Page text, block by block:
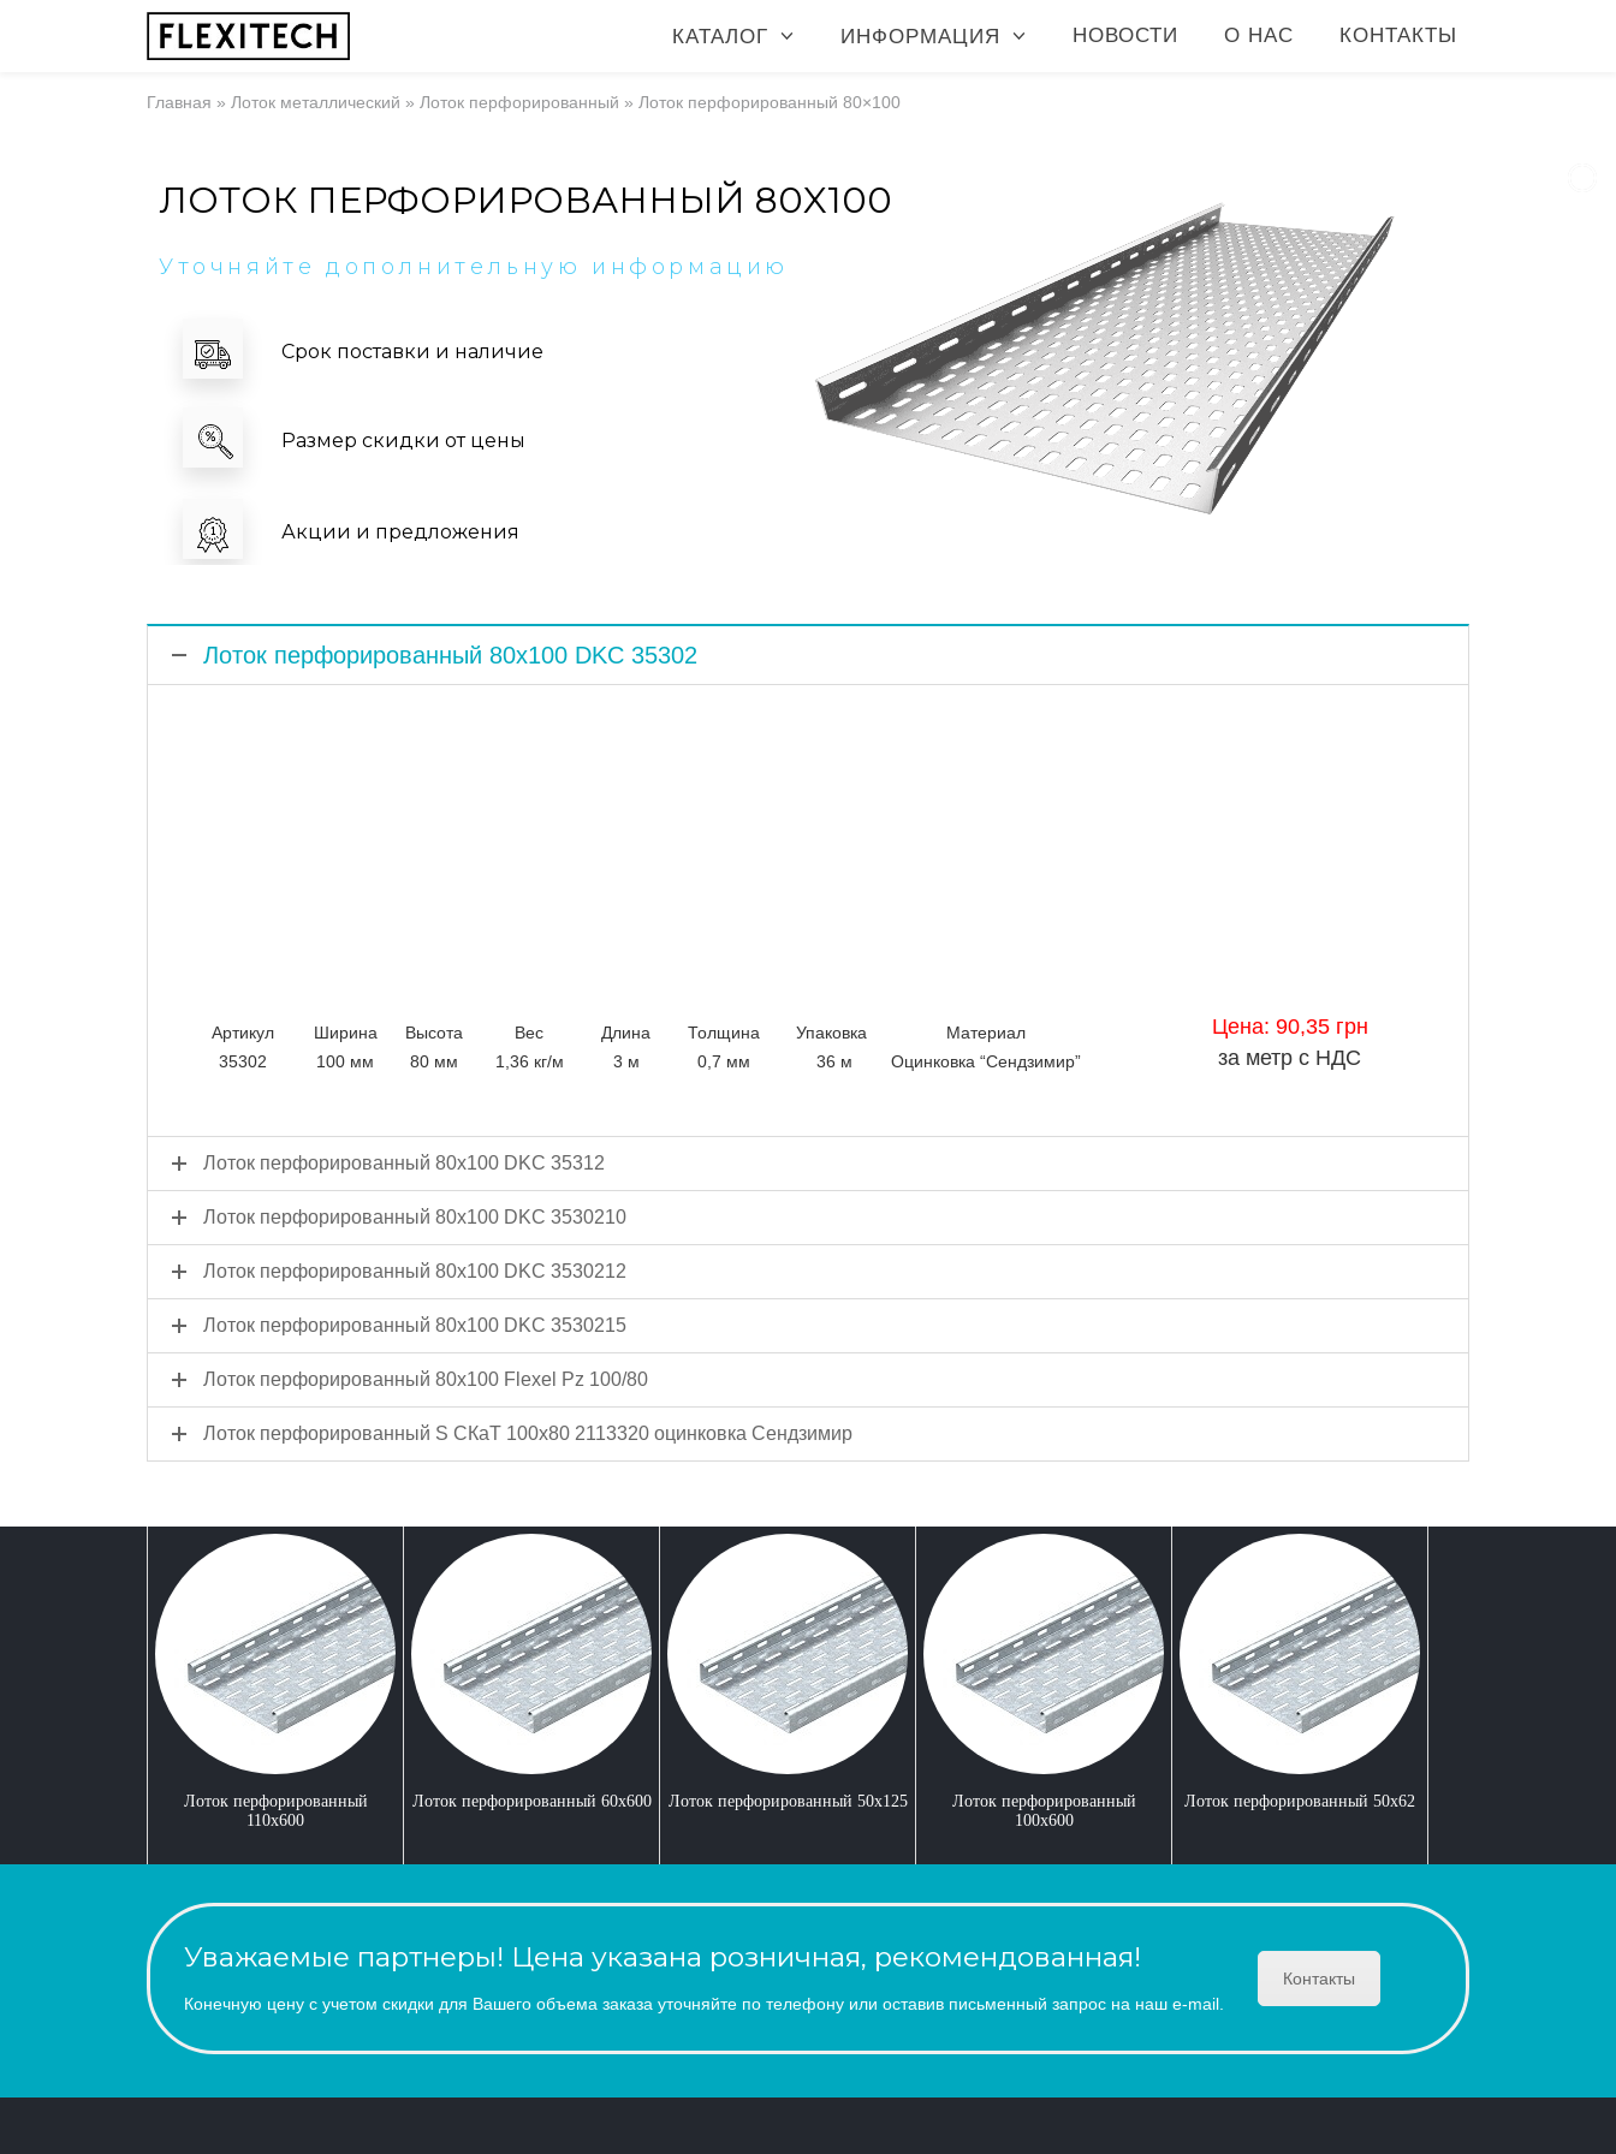
КАТАЛОГ ИНФОРМАЦИЯ НОВОСТИ О НАС КОНТАКТЫ
Главная » Лоток металлический » Лоток перфорированный » Лоток перфорированный 80×100
ЛОТОК ПЕРФОРИРОВАННЫЙ 80X100
Уточняйте дополнительную информацию
Срок поставки и наличие
Размер скидки от цены
Акции и предложения
Лоток перфорированный 80x100 DKC 35302
Артикул Ширина Высота Вес Длина Толщина Упаковка
Материал
35302
100 мм 80 мм 1,36 кг/м 3 м 0,7 мм 36 м Оцинковка “Сендзимир”
Цена: 90,35 грн
за метр с НДС
Лоток перфорированный 80x100 DKC 35312
Лоток перфорированный 80x100 DKC 3530210
Лоток перфорированный 80x100 DKC 3530212
Лоток перфорированный 80x100 DKC 3530215
Лоток перфорированный 80x100 Flexel Pz 100/80
Лоток перфорированный S СКаТ 100х80 2113320 оцинковка Сендзимир
Лоток перфорированный
110x600
Лоток перфорированный 60x600 Лоток перфорированный 50x125
Лоток перфорированный
100x600
Лоток перфорированный 50x62
Уважаемые партнеры! Цена указана розничная, рекомендованная!
Конечную цену с учетом скидки для Вашего объема заказа уточняйте по телефону или оставив письменный запрос на наш e-mail.
Контакты